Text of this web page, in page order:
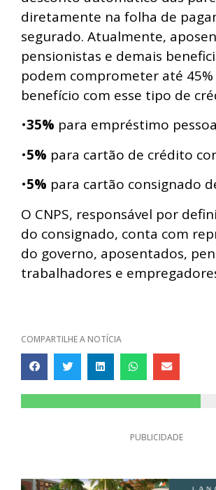
diretamente na folha de
segurado. Atualmente,
pensionistas e demais
podem comprometer até
benefício com esse tipo de
•35% para empréstimo
•5% para cartão de crédito
•5% para cartão consignado
O CNPS, responsável por
do consignado, conta com
do governo, aposentados,
trabalhadores e
COMPARTILHE A NOTÍCIA
PUBLICIDADE